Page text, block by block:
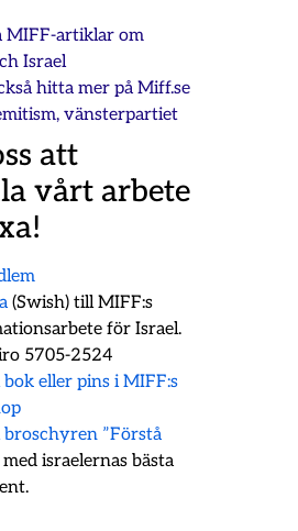
MIFF-artiklar om
Israel
hitta mer på Miff.se
, vänsterpartiet
att
vårt arbete
(Swish) till MIFF:s
för Israel.
5705-2524
bok eller pins i MIFF:s
broschyren ”Förstå
med israelernas bästa